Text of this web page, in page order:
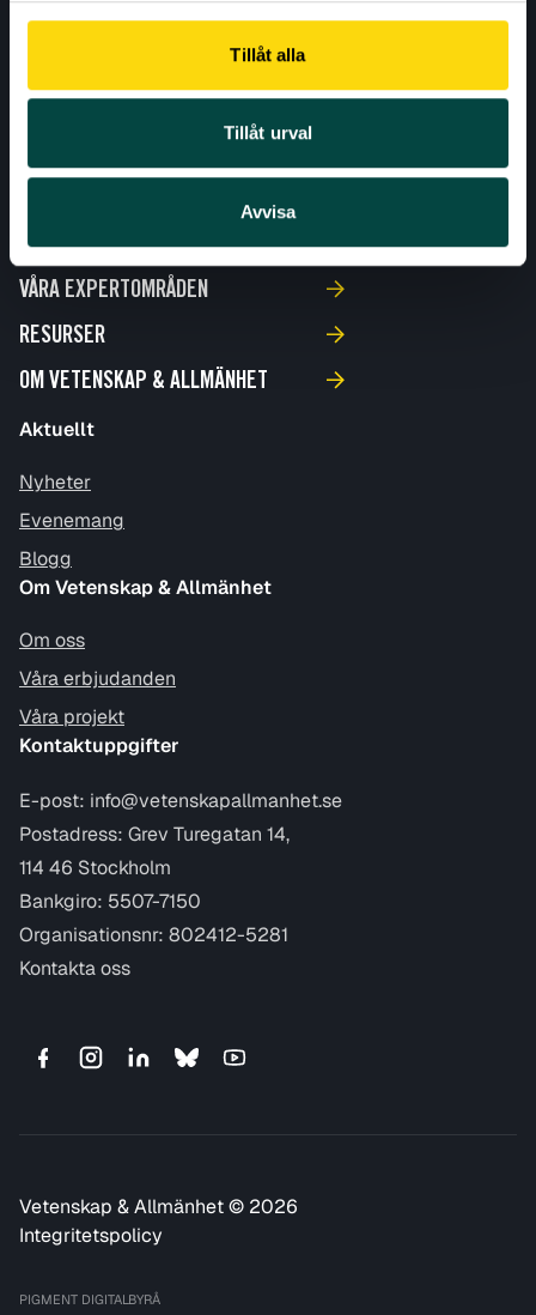
Tillåt alla
Tillåt urval
Avvisa
AKTUELLT
VÅRA EXPERTOMRÅDEN
RESURSER
OM VETENSKAP & ALLMÄNHET
Aktuellt
Nyheter
Evenemang
Blogg
Om Vetenskap & Allmänhet
Om oss
Våra erbjudanden
Våra projekt
Kontaktuppgifter
E-post: info@vetenskapallmanhet.se
Postadress: Grev Turegatan 14,
114 46 Stockholm
Bankgiro: 5507-7150
Organisationsnr: 802412-5281
Kontakta oss
Vetenskap & Allmänhet © 2026
Integritetspolicy
PIGMENT DIGITALBYRÅ